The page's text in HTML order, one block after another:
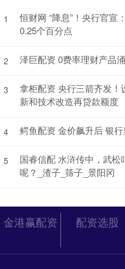
1
恒财网 “降息”！央行官宣
0.25个百分点
2 泽巨配资 0费率理财产品
3
拿柜配资 央行三箭齐发
新和技术改造再贷款额度
4 鳄鱼配资 金价飙升后 银
5
国睿信配 水浒传中，武
呢？_渣子_筛子_景阳冈
金港赢配资 配资选股